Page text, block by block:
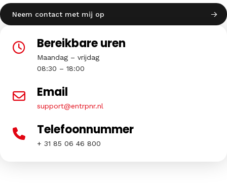
Bereikbare uren
Maandag – vrijdag
08:30 – 18:00
Email
support@entrpnr.nl
Telefoonnummer
+ 31 85 06 46 800